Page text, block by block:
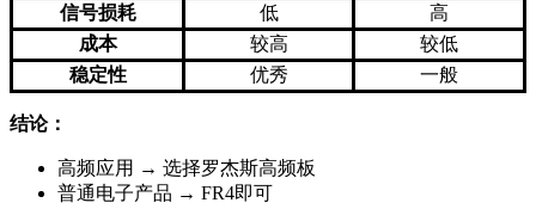
信号损耗
低
高
成本
较高
较低
稳定性
优秀 一般
结论：
高频应用 → 选择罗杰斯高频板
普通电子产品 → FR4即可